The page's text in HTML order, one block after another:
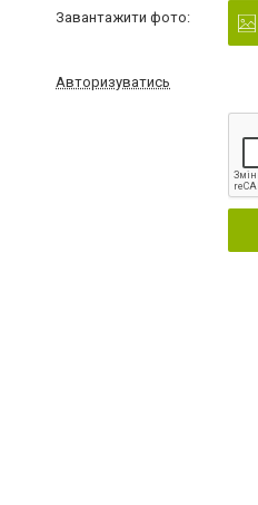
Завантажити фото:
Авторизуватись